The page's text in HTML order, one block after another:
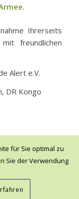
Ihrerseits
freundlichen
Alert e.V.
DR Kongo
für Sie optimal zu
Sie der Verwendung